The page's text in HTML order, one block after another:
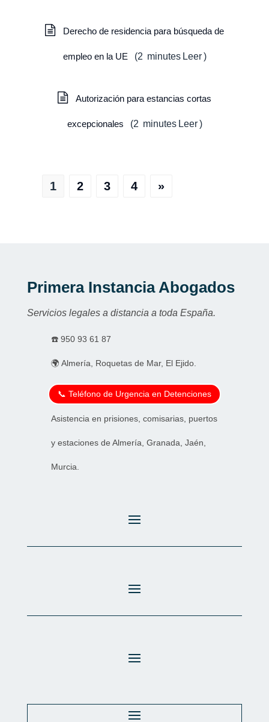
Derecho de residencia para búsqueda de
empleo en la UE (2 minutes Leer )
Autorización para estancias cortas
excepcionales (2 minutes Leer )
1 2 3 4 »
Primera Instancia Abogados
Servicios legales a distancia a toda España.
☎️ 950 93 61 87
🌍 Almería, Roquetas de Mar, El Ejido.
📞 Teléfono de Urgencia en Detenciones
Asistencia en prisiones, comisarias, puertos
y estaciones de Almería, Granada, Jaén,
Murcia.